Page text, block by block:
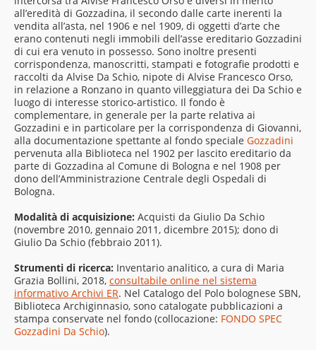
all’eredità di Gozzadina, il secondo dalle carte inerenti la
vendita all’asta, nel 1906 e nel 1909, di oggetti d’arte che
erano contenuti negli immobili dell’asse ereditario Gozzadini
di cui era venuto in possesso. Sono inoltre presenti
corrispondenza, manoscritti, stampati e fotografie prodotti e
raccolti da Alvise Da Schio, nipote di Alvise Francesco Orso,
in relazione a Ronzano in quanto villeggiatura dei Da Schio e
luogo di interesse storico-artistico. Il fondo è
complementare, in generale per la parte relativa ai
Gozzadini e in particolare per la corrispondenza di Giovanni,
alla documentazione spettante al fondo speciale Gozzadini
pervenuta alla Biblioteca nel 1902 per lascito ereditario da
parte di Gozzadina al Comune di Bologna e nel 1908 per
dono dell’Amministrazione Centrale degli Ospedali di
Bologna.
Modalità di acquisizione: Acquisti da Giulio Da Schio
(novembre 2010, gennaio 2011, dicembre 2015); dono di
Giulio Da Schio (febbraio 2011).
Strumenti di ricerca: Inventario analitico, a cura di Maria
Grazia Bollini, 2018, consultabile online nel sistema
informativo Archivi ER. Nel Catalogo del Polo bolognese SBN,
Biblioteca Archiginnasio, sono catalogate pubblicazioni a
stampa conservate nel fondo (collocazione: FONDO SPEC
Gozzadini Da Schio).